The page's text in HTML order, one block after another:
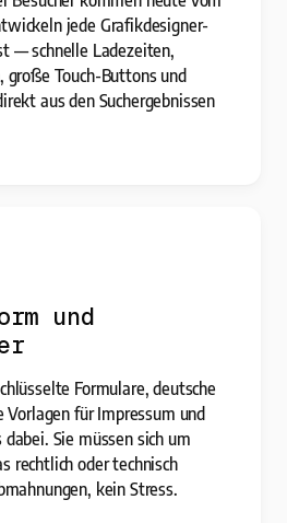
jede Grafikdesigner-
— schnelle Ladezeiten,
große Touch-Buttons und
aus den Suchergebnissen
und
Formulare, deutsche
Vorlagen für Impressum und
Sie müssen sich um
rechtlich oder technisch
kein Stress.